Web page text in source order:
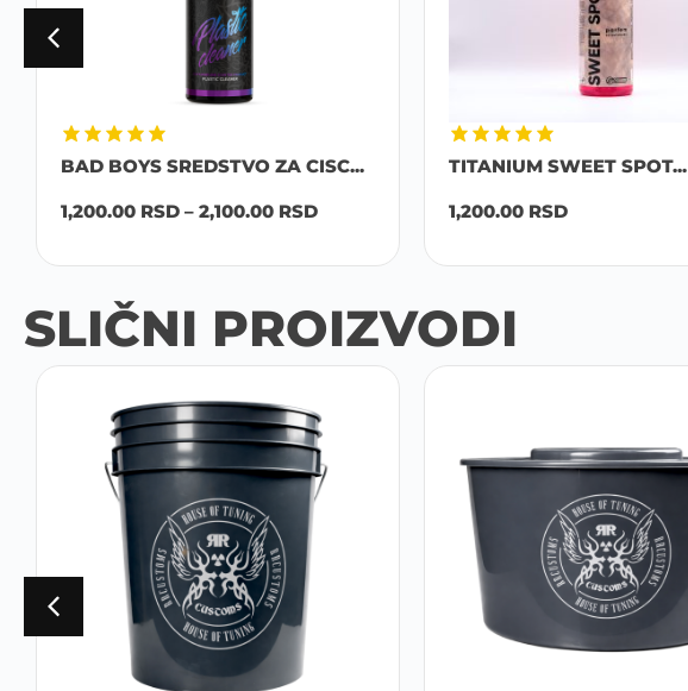
BAD BOYS SREDSTVO ZA CISC...
1,200.00 RSD – 2,100.00 RSD
TITANIUM SWEET SPOT...
1,200.00 RSD
SLIČNI PROIZVODI